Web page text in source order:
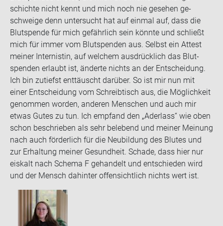
schich­te nicht kennt und mich noch nie ge­se­hen ge­
schwei­ge denn un­ter­sucht hat auf ein­mal auf, dass die
Blut­spen­de für mich ge­fähr­lich sein könn­te und schließt
mich für immer vom Blut­spen­den aus. Selbst ein At­test
mei­ner In­ter­nis­tin, auf wel­chem aus­drück­lich das Blut­
spen­den er­laubt ist, än­der­te nichts an der Ent­schei­dung.
Ich bin zu­tiefst ent­täuscht dar­über. So ist mir nun mit
einer Ent­schei­dung vom Schreib­tisch aus, die Mög­lich­keit
ge­nom­men wor­den, an­de­ren Men­schen und auch mir
etwas Gutes zu tun. Ich emp­fand den „Ader­lass“ wie oben
schon be­schrie­ben als sehr be­le­bend und mei­ner Mei­nung
nach auch för­der­lich für die Neu­bil­dung des Blu­tes und
zur Er­hal­tung mei­ner Ge­sund­heit. Scha­de, dass hier nur
eis­kalt nach Sche­ma F ge­han­delt und ent­schie­den wird
und der Mensch da­hin­ter of­fen­sicht­lich nichts wert ist.